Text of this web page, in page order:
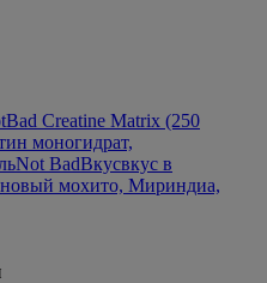
Creatine Matrix (250
моногидрат,
Not BadВкусвкус в
мохито, Мириндиа,